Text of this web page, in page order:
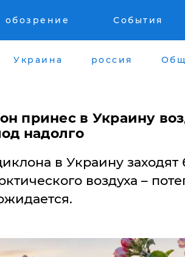
обозрение События
Украина россия
принес в Украину
надолго
в Украину
воздуха –